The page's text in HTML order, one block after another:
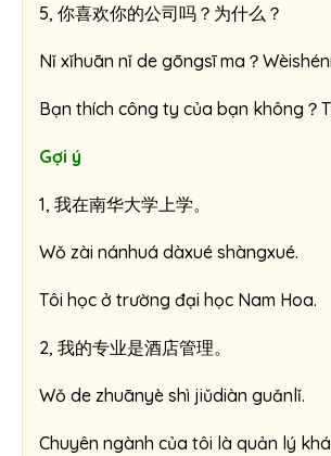
5, 你喜欢你的公司吗？为什么？
Nǐ xǐhuān nǐ de gōngsī ma？
Bạn thích công ty của bạn không？
Gợi ý
1, 我在南华大学上学。
Wǒ zài nánhuá dàxué shàngxué.
Tôi học ở trường đại học Nam Hoa.
2, 我的专业是酒店管理。
Wǒ de zhuānyè shì jiǔdiàn guǎnlǐ.
Chuyên ngành của tôi là quản lý